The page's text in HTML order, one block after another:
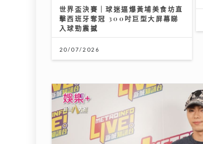
世界盃決賽｜球迷逼爆黃埔美食坊直
擊西班牙奪冠 300吋巨型大屏幕睇
入球勁震撼
20/07/2026